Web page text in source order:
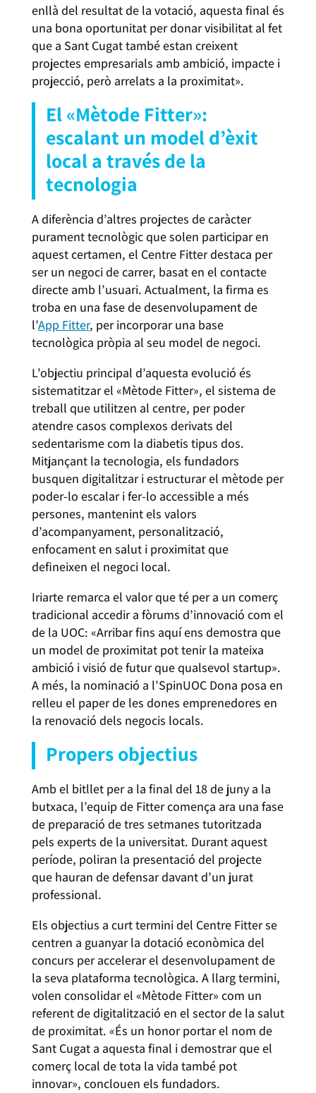
enllà del resultat de la votació, aquesta final és
una bona oportunitat per donar visibilitat al fet
que a Sant Cugat també estan creixent
projectes empresarials amb ambició, impacte i
projecció, però arrelats a la proximitat».
El «Mètode Fitter»:
escalant un model d’èxit
local a través de la
tecnologia
A diferència d’altres projectes de caràcter
purament tecnològic que solen participar en
aquest certamen, el Centre Fitter destaca per
ser un negoci de carrer, basat en el contacte
directe amb l’usuari. Actualment, la firma es
troba en una fase de desenvolupament de
l’App Fitter, per incorporar una base
tecnològica pròpia al seu model de negoci.
L’objectiu principal d’aquesta evolució és
sistematitzar el «Mètode Fitter», el sistema de
treball que utilitzen al centre, per poder
atendre casos complexos derivats del
sedentarisme com la diabetis tipus dos.
Mitjançant la tecnologia, els fundadors
busquen digitalitzar i estructurar el mètode per
poder-lo escalar i fer-lo accessible a més
persones, mantenint els valors
d’acompanyament, personalització,
enfocament en salut i proximitat que
defineixen el negoci local.
Iriarte remarca el valor que té per a un comerç
tradicional accedir a fòrums d’innovació com el
de la UOC: «Arribar fins aquí ens demostra que
un model de proximitat pot tenir la mateixa
ambició i visió de futur que qualsevol startup».
A més, la nominació a l’SpinUOC Dona posa en
relleu el paper de les dones emprenedores en
la renovació dels negocis locals.
Propers objectius
Amb el bitllet per a la final del 18 de juny a la
butxaca, l’equip de Fitter comença ara una fase
de preparació de tres setmanes tutoritzada
pels experts de la universitat. Durant aquest
període, poliran la presentació del projecte
que hauran de defensar davant d’un jurat
professional.
Els objectius a curt termini del Centre Fitter se
centren a guanyar la dotació econòmica del
concurs per accelerar el desenvolupament de
la seva plataforma tecnològica. A llarg termini,
volen consolidar el «Mètode Fitter» com un
referent de digitalització en el sector de la salut
de proximitat. «És un honor portar el nom de
Sant Cugat a aquesta final i demostrar que el
comerç local de tota la vida també pot
innovar», conclouen els fundadors.